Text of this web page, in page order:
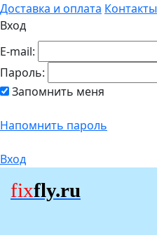
Доставка и оплата Контакты
Вход
E-mail:
Пароль:
Запомнить меня
Напомнить пароль
Вход
fixfly.ru